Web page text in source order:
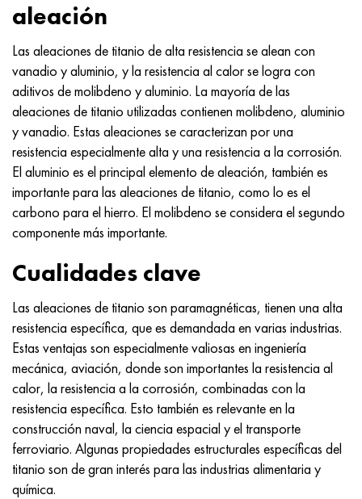
aleación
Las aleaciones de titanio de alta resistencia se alean con
vanadio y aluminio, y la resistencia al calor se logra con
aditivos de molibdeno y aluminio. La mayoría de las
aleaciones de titanio utilizadas contienen molibdeno, aluminio
y vanadio. Estas aleaciones se caracterizan por una
resistencia especialmente alta y una resistencia a la corrosión.
El aluminio es el principal elemento de aleación, también es
importante para las aleaciones de titanio, como lo es el
carbono para el hierro. El molibdeno se considera el segundo
componente más importante.
Cualidades clave
Las aleaciones de titanio son paramagnéticas, tienen una alta
resistencia específica, que es demandada en varias industrias.
Estas ventajas son especialmente valiosas en ingeniería
mecánica, aviación, donde son importantes la resistencia al
calor, la resistencia a la corrosión, combinadas con la
resistencia específica. Esto también es relevante en la
construcción naval, la ciencia espacial y el transporte
ferroviario. Algunas propiedades estructurales específicas del
titanio son de gran interés para las industrias alimentaria y
química.